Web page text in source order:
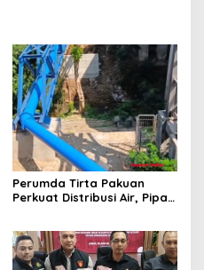
Perumda Tirta Pakuan
Perkuat Distribusi Air, Pipa